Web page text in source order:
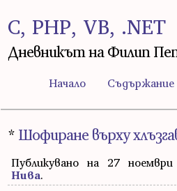
C, PHP, VB, .NET
Дневникът на Филип
Начало Съдържание
* Шофиране върху
Публикувано на 27
Нива.